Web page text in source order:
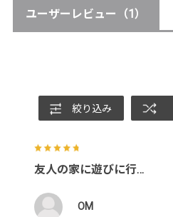
ユーザーレビュー （1）
絞り込み
友人の家に遊びに行…
OM